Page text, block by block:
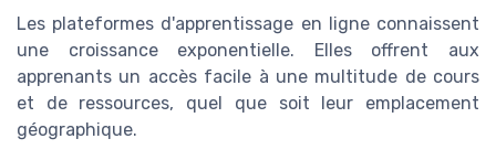
Les plateformes d'apprentissage en ligne connaissent
une croissance exponentielle. Elles offrent aux
apprenants un accès facile à une multitude de cours
et de ressources, quel que soit leur emplacement
géographique.